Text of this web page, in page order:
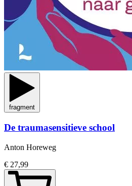
fragment
De traumasensitieve school
Anton Horeweg
€ 27,99